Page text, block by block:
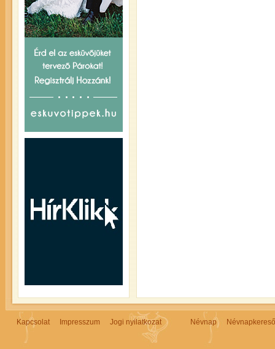
Kapcsolat Impresszum Jogi nyilatkozat Névnap Névnapkereső